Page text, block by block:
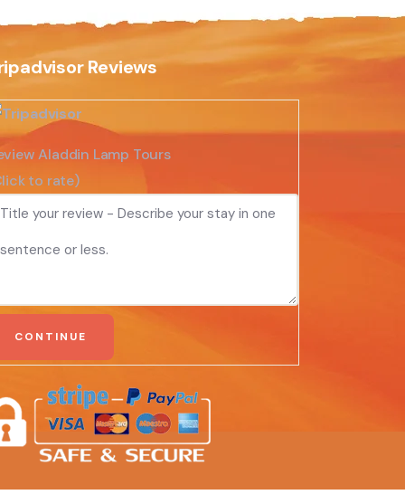
Reviews
Aladdin Lamp Tours
to rate)